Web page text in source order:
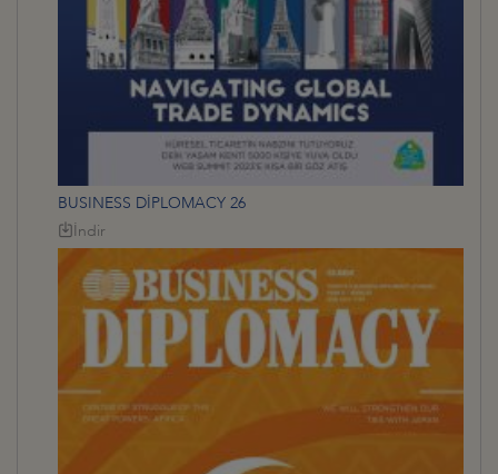
BUSINESS DİPLOMACY 26
İndir